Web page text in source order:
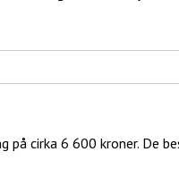
på cirka 6 600 kroner. De